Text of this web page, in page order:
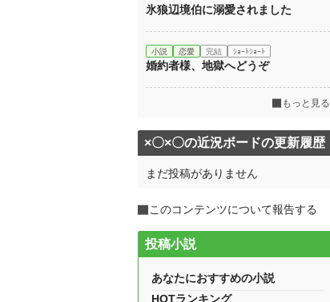
氷狼辺境伯に溺愛されました
小説 恋愛 完結 ｼｮｰﾄｼｮｰﾄ
婚約者様、地獄へどうぞ
もっと見る
×〇×〇の近況ボードの更新履歴
まだ投稿がありません
このコンテンツについて報告する
投稿小説
あなたにおすすめの小説
HOTランキング